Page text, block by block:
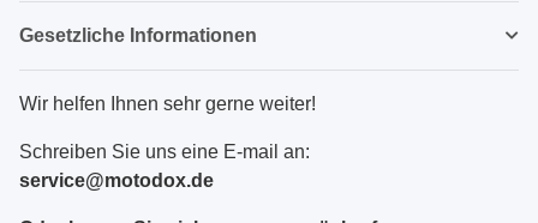
Gesetzliche Informationen
Wir helfen Ihnen sehr gerne weiter!
Schreiben Sie uns eine E-mail an:
service@motodox.de